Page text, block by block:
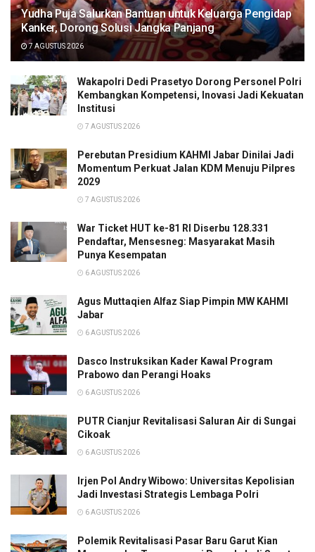
Yudha Puja Salurkan Bantuan untuk Keluarga Pengidap
Kanker, Dorong Solusi Jangka Panjang
7 AGUSTUS 2026
Wakapolri Dedi Prasetyo Dorong Personel Polri
Kembangkan Kompetensi, Inovasi Jadi Kekuatan
Institusi
7 AGUSTUS 2026
Perebutan Presidium KAHMI Jabar Dinilai Jadi
Momentum Perkuat Jalan KDM Menuju Pilpres
2029
7 AGUSTUS 2026
War Ticket HUT ke-81 RI Diserbu 128.331
Pendaftar, Mensesneg: Masyarakat Masih
Punya Kesempatan
6 AGUSTUS 2026
Agus Muttaqien Alfaz Siap Pimpin MW KAHMI
Jabar
6 AGUSTUS 2026
Dasco Instruksikan Kader Kawal Program
Prabowo dan Perangi Hoaks
6 AGUSTUS 2026
PUTR Cianjur Revitalisasi Saluran Air di Sungai
Cikoak
6 AGUSTUS 2026
Irjen Pol Andry Wibowo: Universitas Kepolisian
Jadi Investasi Strategis Lembaga Polri
6 AGUSTUS 2026
Polemik Revitalisasi Pasar Baru Garut Kian